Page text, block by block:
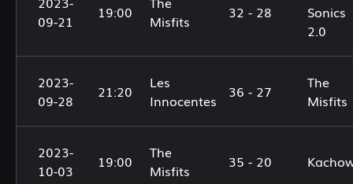
09-21
19:00
Misfits
32 - 28
Sonics
2.0
2023-
09-28
21:20
Les
Innocentes
36 - 27
The
Misfits
2023-
10-03
19:00
The
Misfits
35 - 20